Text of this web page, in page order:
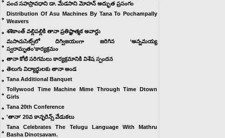
పంచ సహస్రావధాని డా. మేడసాని మోహన్ అద్భుత ప్రసంగం
Distribution Of Asu Machines By Tana To Pochampally
Weavers
శశికాంత్ వల్లిపల్లికి తానా ప్రతిష్టాత్మక అవార్డు
మసాచుసెట్స్‌లో దిగ్విజయంగా జరిగిన ‘అన్నమయ్య
స్వరామృతం’కార్యక్రమం
తానా కోటి సరిగమలు కార్యక్రమానికి విశేష స్పందన
తెలుగు విద్యార్థులకు తానా అండ
Tana Additional Banquet
Tollywood Time Machine Mime Through Time Dtown
Girls
Tana 20th Conference
'తానా' 20వ కాన్ఫరెన్స్ వేడుకలు
Tana Celebrates The Telugu Language With Mathru
Basha Dinotsavam.